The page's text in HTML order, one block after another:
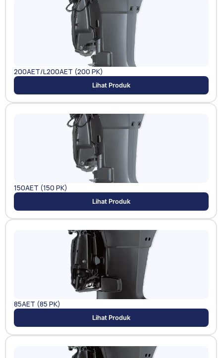
200AET/L200AET (200 PK)
Lihat Produk
150AET (150 PK)
Lihat Produk
85AET (85 PK)
Lihat Produk